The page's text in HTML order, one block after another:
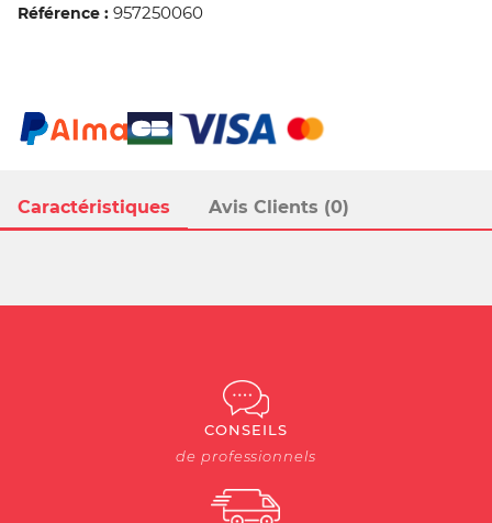
Caractéristiques Avis Clients (0)
Référence : 957250060
CONSEILS
de professionnels